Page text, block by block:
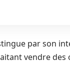
par son
vendre des